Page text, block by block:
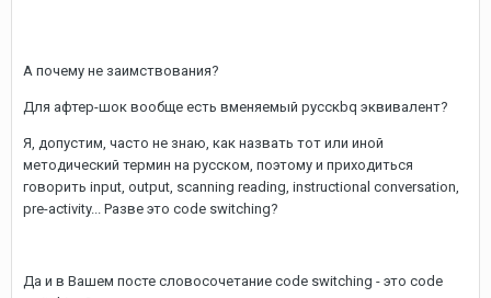
А почему не заимствования?
Для афтер-шок вообще есть вменяемый русскbq эквивалент?
Я, допустим, часто не знаю, как назвать тот или иной
методический термин на русском, поэтому и приходиться
говорить input, output, scanning reading, instructional conversation,
pre-activity... Разве это code switching?
Да и в Вашем посте словосочетание code switching - это code